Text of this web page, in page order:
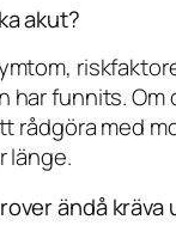
akut?
har funnits. Om
rådgöra med
länge.
ändå